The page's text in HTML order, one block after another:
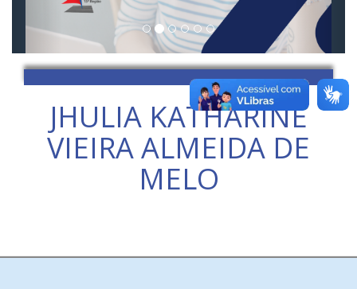
JHULIA KATHARINE
VIEIRA ALMEIDA DE
MELO